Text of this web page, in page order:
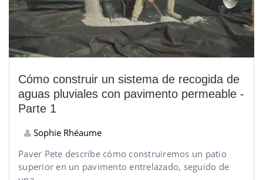
Cómo construir un sistema de recogida de
aguas pluviales con pavimento permeable -
Parte 1
Sophie Rhéaume
Paver Pete describe cómo construiremos un patio
superior en un pavimento entrelazado, seguido de